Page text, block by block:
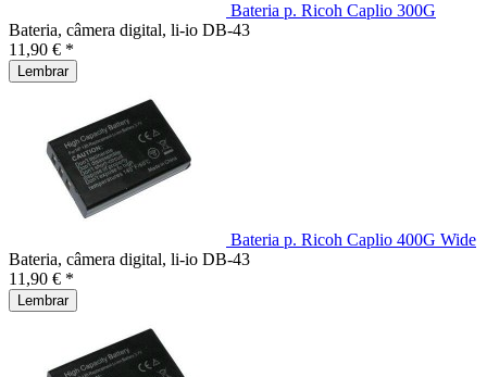
Bateria p. Ricoh Caplio 300G
Bateria, câmera digital, li-io DB-43
11,90 € *
Lembrar
Bateria p. Ricoh Caplio 400G Wide
Bateria, câmera digital, li-io DB-43
11,90 € *
Lembrar